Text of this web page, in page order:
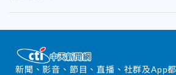
新聞、影音、節目、直播、社群及App